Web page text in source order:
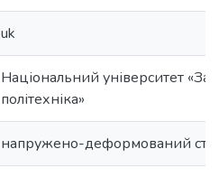
uk
Національний університет
політехніка»
напружено-деформований